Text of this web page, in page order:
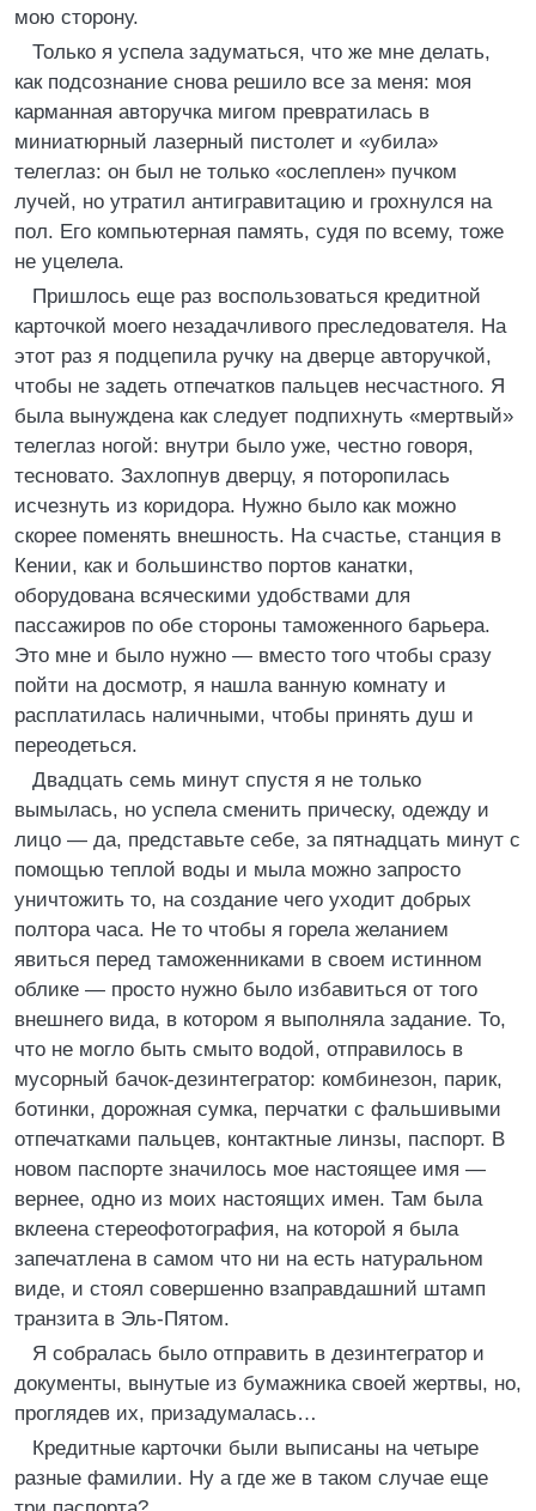
мою сторону.
Только я успела задуматься, что же мне делать,
как подсознание снова решило все за меня: моя
карманная авторучка мигом превратилась в
миниатюрный лазерный пистолет и «убила»
телеглаз: он был не только «ослеплен» пучком
лучей, но утратил антигравитацию и грохнулся на
пол. Его компьютерная память, судя по всему, тоже
не уцелела.
Пришлось еще раз воспользоваться кредитной
карточкой моего незадачливого преследователя. На
этот раз я подцепила ручку на дверце авторучкой,
чтобы не задеть отпечатков пальцев несчастного. Я
была вынуждена как следует подпихнуть «мертвый»
телеглаз ногой: внутри было уже, честно говоря,
тесновато. Захлопнув дверцу, я поторопилась
исчезнуть из коридора. Нужно было как можно
скорее поменять внешность. На счастье, станция в
Кении, как и большинство портов канатки,
оборудована всяческими удобствами для
пассажиров по обе стороны таможенного барьера.
Это мне и было нужно — вместо того чтобы сразу
пойти на досмотр, я нашла ванную комнату и
расплатилась наличными, чтобы принять душ и
переодеться.
Двадцать семь минут спустя я не только
вымылась, но успела сменить прическу, одежду и
лицо — да, представьте себе, за пятнадцать минут с
помощью теплой воды и мыла можно запросто
уничтожить то, на создание чего уходит добрых
полтора часа. Не то чтобы я горела желанием
явиться перед таможенниками в своем истинном
облике — просто нужно было избавиться от того
внешнего вида, в котором я выполняла задание. То,
что не могло быть смыто водой, отправилось в
мусорный бачок-дезинтегратор: комбинезон, парик,
ботинки, дорожная сумка, перчатки с фальшивыми
отпечатками пальцев, контактные линзы, паспорт. В
новом паспорте значилось мое настоящее имя —
вернее, одно из моих настоящих имен. Там была
вклеена стереофотография, на которой я была
запечатлена в самом что ни на есть натуральном
виде, и стоял совершенно взаправдашний штамп
транзита в Эль-Пятом.
Я собралась было отправить в дезинтегратор и
документы, вынутые из бумажника своей жертвы, но,
проглядев их, призадумалась…
Кредитные карточки были выписаны на четыре
разные фамилии. Ну а где же в таком случае еще